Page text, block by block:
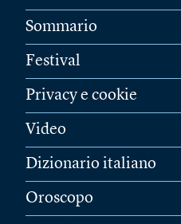
Sommario
Festival
Privacy e cookie
Video
Dizionario italiano
Oroscopo